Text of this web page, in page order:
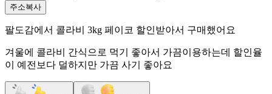
주소복사
팔도감에서 콜라비 3kg 페이코 할인받아서 구매했어요
겨울에 콜라비 간식으로 먹기 좋아서 가끔이용하는데 할인율
이 예전보다 덜하지만 가끔 사기 좋아요